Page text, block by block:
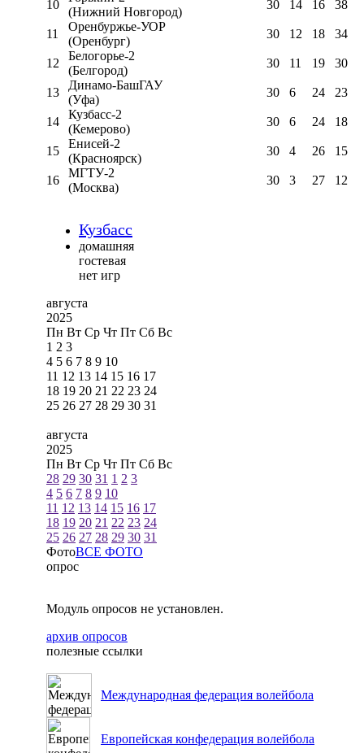
10
(Нижний Новгород)
30 14 16 38
11
Оренбуржье-УОР
(Оренбург)
30 12 18 34
12
Белогорье-2
(Белгород)
30 11 19 30
13
Динамо-БашГАУ
(Уфа)
30 6 24 23
14
Кузбасс-2
(Кемерово)
30 6 24 18
15
Енисей-2
(Красноярск)
30 4 26 15
16
МГТУ-2
(Москва)
30 3 27 12
Кузбасс
домашняя
гостевая
нет игр
августа
2025
Пн Вт Ср Чт Пт Сб Вс
1 2 3
4 5 6 7 8 9 10
11 12 13 14 15 16 17
18 19 20 21 22 23 24
25 26 27 28 29 30 31
августа
2025
Пн Вт Ср Чт Пт Сб Вс
28 29 30 31 1 2 3
4 5 6 7 8 9 10
11 12 13 14 15 16 17
18 19 20 21 22 23 24
25 26 27 28 29 30 31
ФотоВСЕ ФОТО
опрос
Модуль опросов не установлен.
архив опросов
полезные ссылки
Международная федерация волейбола
Европейская конфедерация волейбола